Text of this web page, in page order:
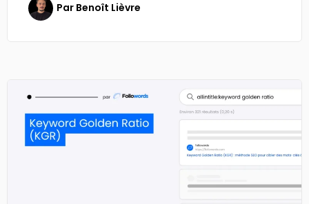
Par Benoît Lièvre